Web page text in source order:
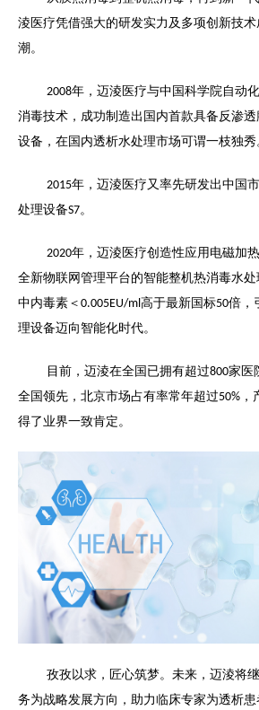
淩医疗凭借强大的研发实力及多项创新技
潮。
2008年，迈淩医疗与中国科学院自动
消毒技术，成功制造出国内首款具备反渗
设备，在国内透析水处理市场可谓一枝独秀
2015年，迈淩医疗又率先研发出中国
处理设备S7。
2020年，迈淩医疗创造性应用电磁加
全新物联网管理平台的智能整机热消毒水
中内毒素＜ 0.005EU/ml高于最新国标50倍，
理设备迈向智能化时代。
目前，迈淩在全国已拥有超过800家医
全国领先，北京市场占有率常年超过50%
得了业界一致肯定。
孜孜以求，匠心筑梦。未来，迈淩将
务为战略发展方向，助力临床专家为透析